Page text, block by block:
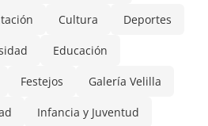
Cultura Deportes
Educación
Festejos Galería Velilla
Infancia y Juventud